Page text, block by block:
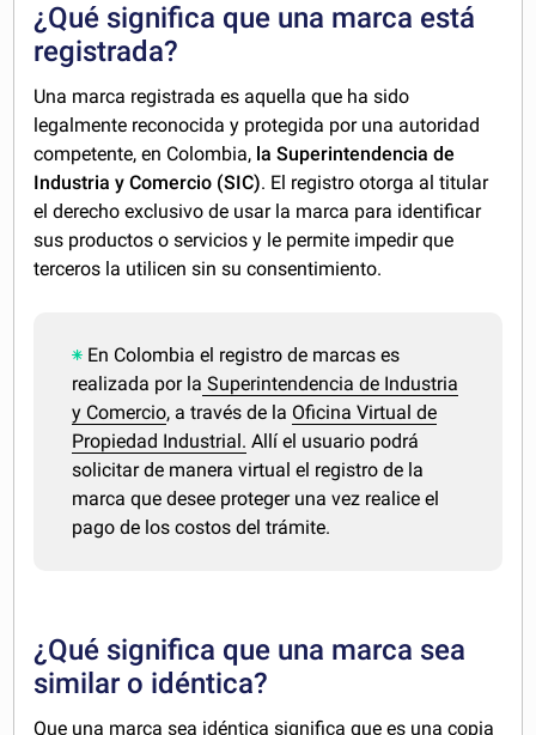
¿Qué significa que una marca está
registrada?
Una marca registrada es aquella que ha sido
legalmente reconocida y protegida por una autoridad
competente, en Colombia, la Superintendencia de
Industria y Comercio (SIC). El registro otorga al titular
el derecho exclusivo de usar la marca para identificar
sus productos o servicios y le permite impedir que
terceros la utilicen sin su consentimiento.
En Colombia el registro de marcas es
realizada por la Superintendencia de Industria
y Comercio, a través de la Oficina Virtual de
Propiedad Industrial. Allí el usuario podrá
solicitar de manera virtual el registro de la
marca que desee proteger una vez realice el
pago de los costos del trámite.
¿Qué significa que una marca sea
similar o idéntica?
Que una marca sea idéntica significa que es una copia